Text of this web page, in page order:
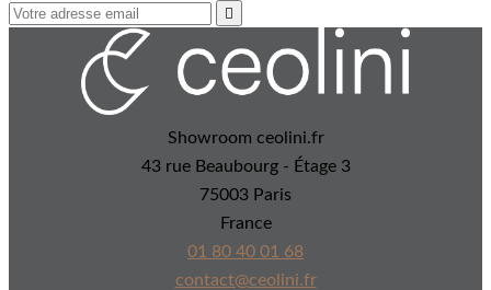

Showroom ceolini.fr
43 rue Beaubourg - Étage 3
75003 Paris
France
01 80 40 01 68
contact@ceolini.fr